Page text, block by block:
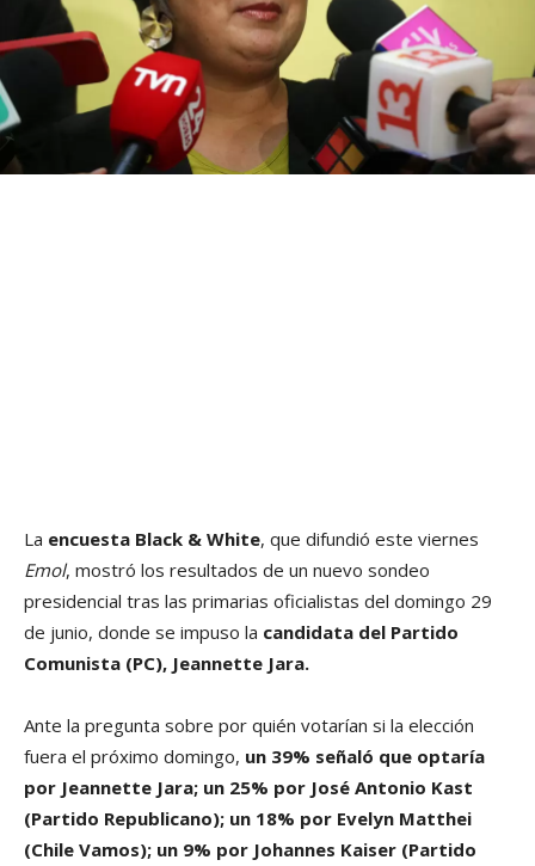
La encuesta Black & White, que difundió este viernes
Emol, mostró los resultados de un nuevo sondeo
presidencial tras las primarias oficialistas del domingo 29
de junio, donde se impuso la candidata del Partido
Comunista (PC), Jeannette Jara.
Ante la pregunta sobre por quién votarían si la elección
fuera el próximo domingo, un 39% señaló que optaría
por Jeannette Jara; un 25% por José Antonio Kast
(Partido Republicano); un 18% por Evelyn Matthei
(Chile Vamos); un 9% por Johannes Kaiser (Partido